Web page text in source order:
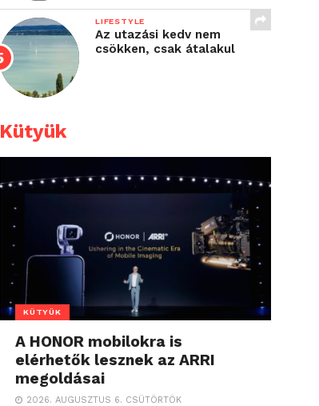
LIFESTYLE
Az utazási kedv nem
csökken, csak átalakul
Kütyük
KÜTYÜK
A HONOR mobilokra is
elérhetők lesznek az ARRI
megoldásai
2026. AUGUSZTUS 6. CSÜTÖRTÖK